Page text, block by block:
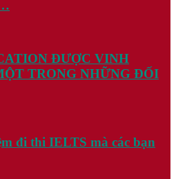
ĐƯỢC VINH
TRONG NHỮNG ĐỐI
đi thi IELTS mà các bạn